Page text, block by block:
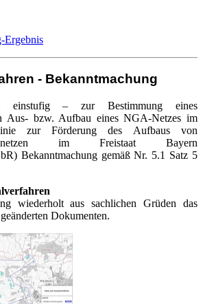
Ergebnis
- Bekanntmachung
– einstufig – zur Bestimmung eines
Aus- bzw. Aufbau eines NGA-Netzes im
zur Förderung des Aufbaus von
im Freistaat Bayern
Bekanntmachung gemäß Nr. 5.1 Satz 5
wiederholt aus sachlichen Grüden das
Dokumenten.